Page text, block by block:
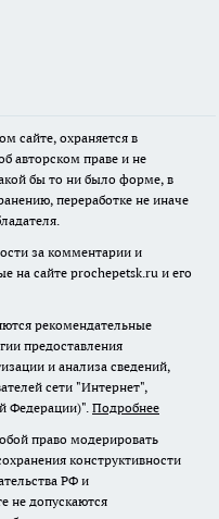
сайте, охраняется в
авторском праве и не
бы то ни было форме, в
переработке не иначе
за комментарии и
на сайте prochepetsk.ru и его
рекомендательные
предоставления
и анализа сведений,
сети "Интернет",
Федерации)". Подробнее
право модерировать
конструктивности
РФ и
не допускаются